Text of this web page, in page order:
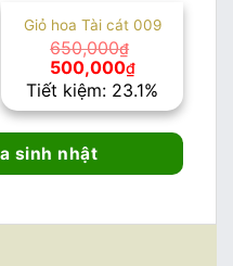
Giỏ hoa Tài cát 009
650,000₫
Giá
gốc
là:
650,000₫.
500,000₫Giá
hiện
tại
là:
500,000₫.
Tiết kiệm: 23.1%
sinh nhật